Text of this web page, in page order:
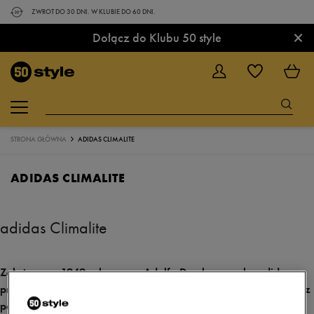
ZWROT DO 30 DNI. W KLUBIE DO 60 DNI.
Dołącz do Klubu 50 style ×
STRONA GŁÓWNA ADIDAS CLIMALITE
ADIDAS CLIMALITE
adidas Climalite
Założona w 1949 roku przez Adolfa Dasslera marka adidas na
przestrzeni lat opracowała ogrom innowacyjnych technologii, z
powodzeniem wykorzystywanych do produkcji ubrań dla